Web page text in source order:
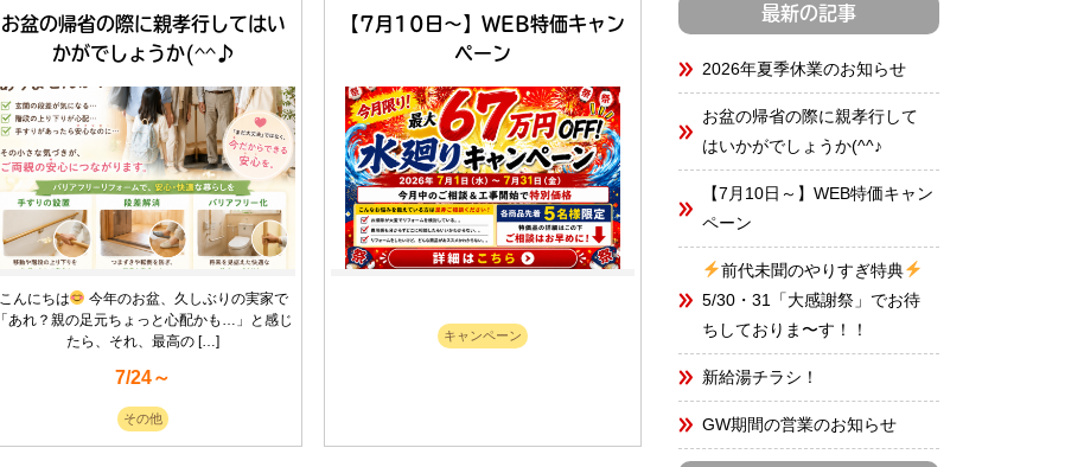
お盆の帰省の際に親孝行してはい
かがでしょうか(^^♪
こんにちは
今年のお盆、久しぶりの実家で
「あれ？親の足元ちょっと心配かも…」と感じ
たら、それ、最高の […]
7/24～
その他
【7月10日～】WEB特価キャン
ペーン
キャンペーン
最新の記事
2026年夏季休業のお知らせ
お盆の帰省の際に親孝行して
はいかがでしょうか(^^♪
【7月10日～】WEB特価キャン
ペーン
前代未聞のやりすぎ特典
5/30・31「大感謝祭」でお待
ちしておりま〜す！！
新給湯チラシ！
GW期間の営業のお知らせ